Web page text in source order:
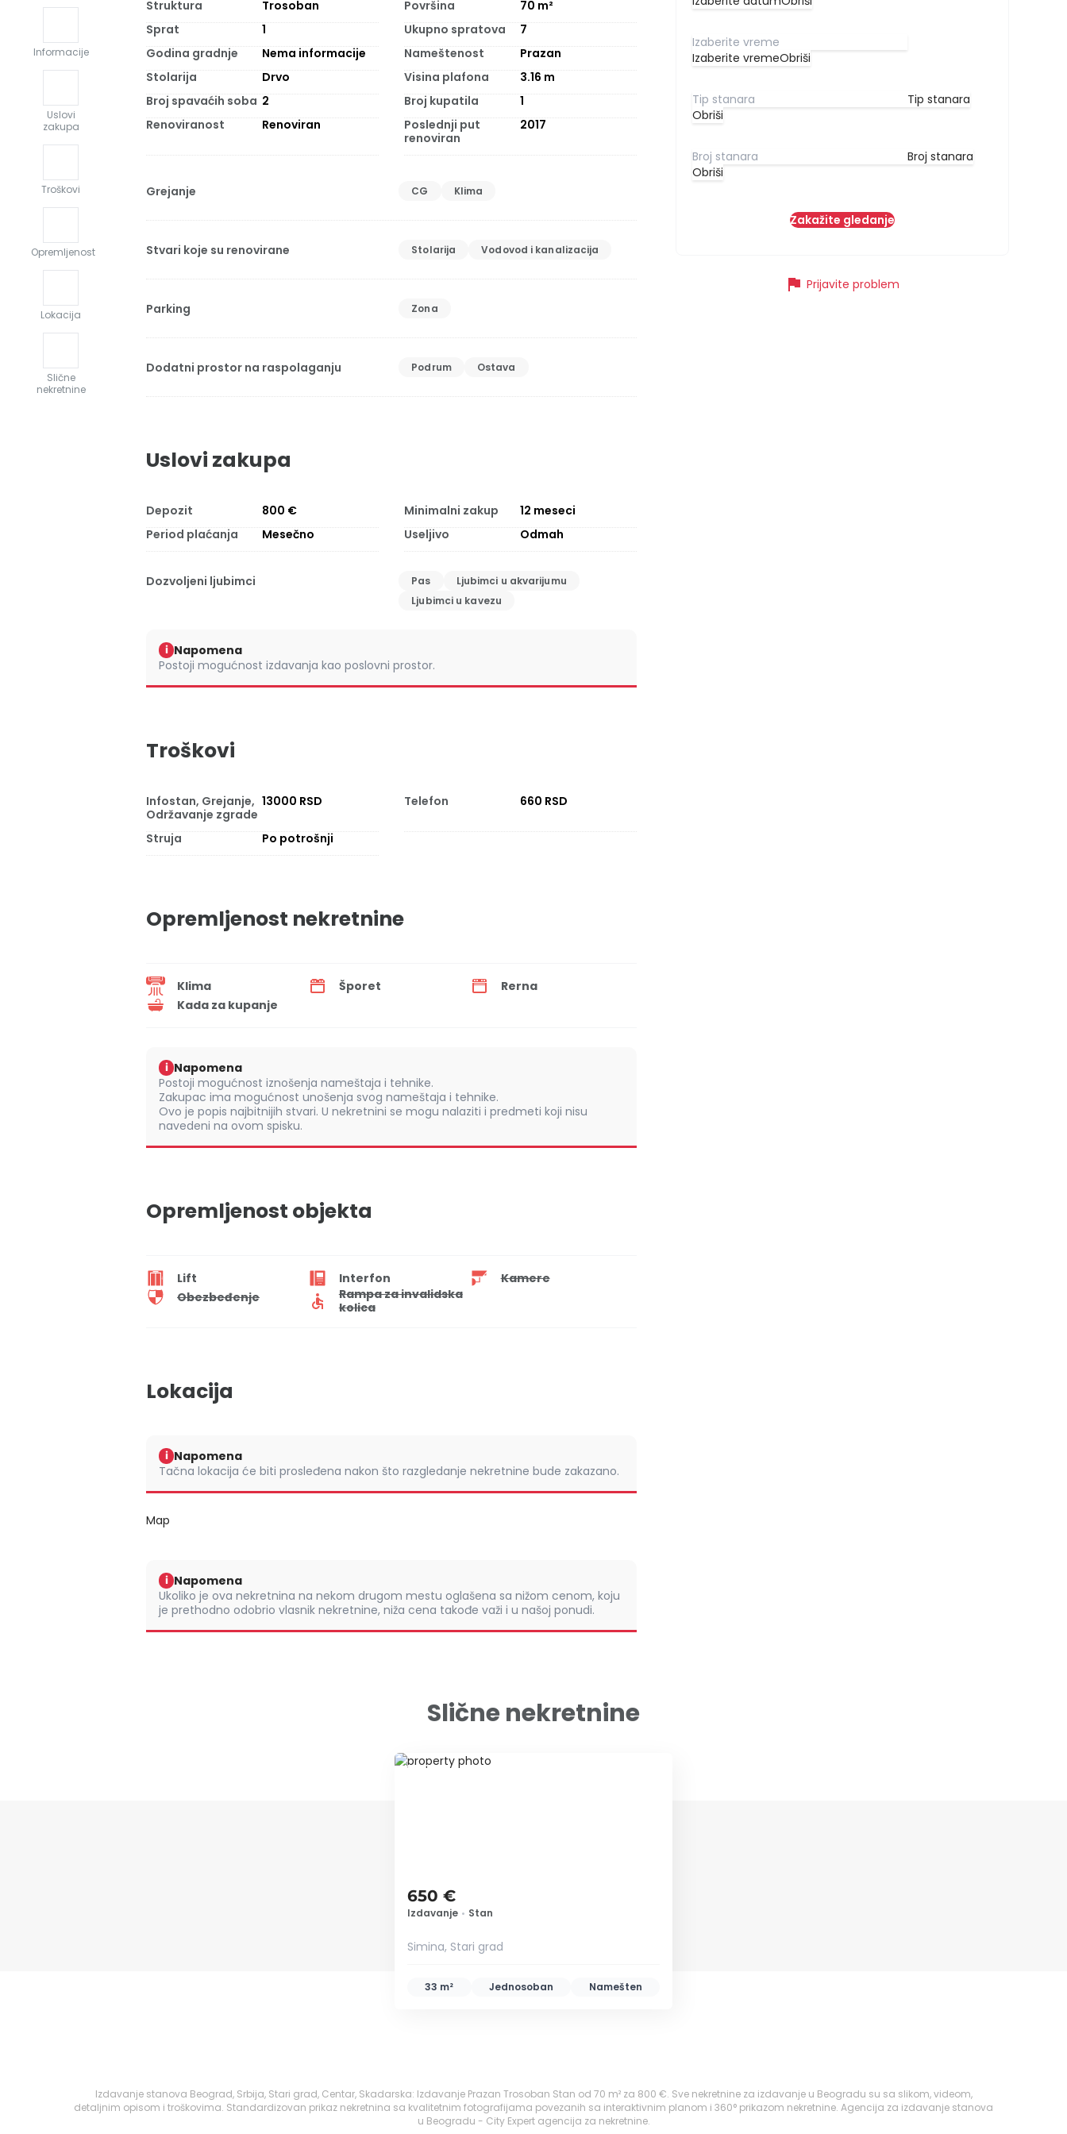
Informacije
Uslovi
zakupa
Troškovi
Opremljenost
Lokacija
Slične
nekretnine
Struktura Trosoban Površina 70 m²
Sprat
1 Ukupno spratova
7
Godina gradnje
Nema informacije Nameštenost
Prazan
Stolarija
Drvo Visina plafona 3.16 m
Broj spavaćih soba 2 Broj kupatila
1
Renoviranost
Renoviran
Poslednji put
renoviran
2017
Grejanje CG Klima
Stvari koje su renovirane Stolarija Vodovod i kanalizacija
Parking Zona
Dodatni prostor na raspolaganju Podrum Ostava
Uslovi zakupa
Depozit 800 € Minimalni zakup 12 meseci
Period plaćanja
Mesečno Useljivo Odmah
Dozvoljeni ljubimci Pas
Ljubimci u akvarijumu
Ljubimci u kavezu
i Napomena
Postoji mogućnost izdavanja kao poslovni prostor.
Troškovi
Infostan, Grejanje,
Održavanje zgrade
13000 RSD Telefon 660 RSD
Struja Po potrošnji
Opremljenost nekretnine
Klima Šporet
Rerna
Kada za kupanje
i Napomena
Postoji mogućnost iznošenja nameštaja i tehnike.
Zakupac ima mogućnost unošenja svog nameštaja i tehnike.
Ovo je popis najbitnijih stvari. U nekretnini se mogu nalaziti i predmeti koji nisu
navedeni na ovom spisku.
Opremljenost objekta
Lift Interfon
Kamere
Obezbeđenje
Rampa za invalidska
kolica
Lokacija
i Napomena
Tačna lokacija će biti prosleđena nakon što razgledanje nekretnine bude zakazano.
Map
i Napomena
Ukoliko je ova nekretnina na nekom drugom mestu oglašena sa nižom cenom, koju
je prethodno odobrio vlasnik nekretnine, niža cena takođe važi i u našoj ponudi.
Izaberite vremeObriši
Tip stanara
Obriši
Broj stanara
Obriši
Zakažite gledanje
flag Prijavite problem
Slične nekretnine
ID 79625
650 €
Izdavanje • Stan
Simina, Stari grad
33 m² Jednosoban Namešten
Izdavanje stanova Beograd, Srbija, Stari grad, Centar, Skadarska: Izdavanje Prazan Trosoban Stan od 70 m² za 800 €. Sve nekretnine za izdavanje u Beogradu su sa slikom, videom,
detaljnim opisom i troškovima. Standardizovan prikaz nekretnina sa kvalitetnim fotografijama povezanih sa interaktivnim planom i 360° prikazom nekretnine. Agencija za izdavanje stanova
u Beogradu - City Expert agencija za nekretnine.